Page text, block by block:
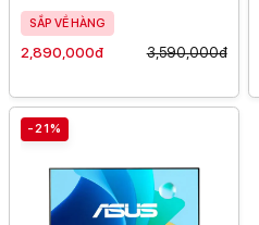
SẮP VỀ HÀNG
2,890,000đ 3,590,000đ
-21%